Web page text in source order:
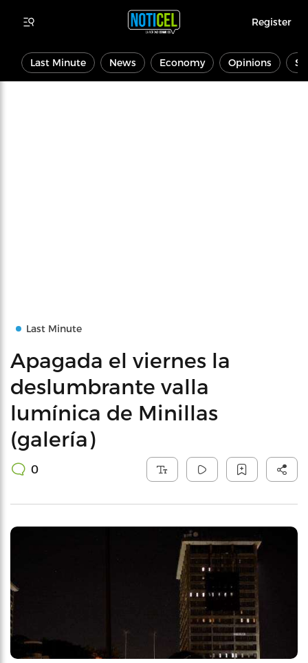
Register
Last Minute News Economy Opinions
Last Minute
Apagada el viernes la
deslumbrante valla
lumínica de Minillas
(galería)
0